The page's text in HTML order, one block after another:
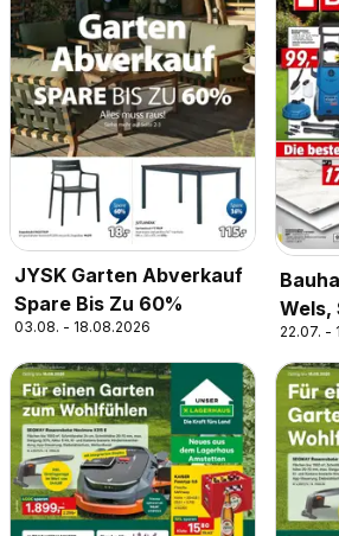
JYSK Garten Abverkauf
Spare Bis Zu 60%
03.08. - 18.08.2026
Wels,
22.07. -